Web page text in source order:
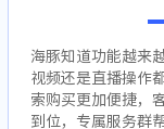
海豚知道功能越来
视频还是直播操作
索购买更加便捷，
到位，专属服务群